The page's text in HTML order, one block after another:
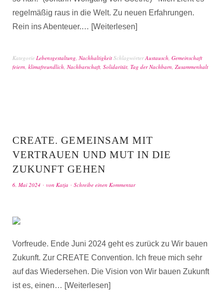
regelmäßig raus in die Welt. Zu neuen Erfahrungen.
Rein ins Abenteuer.… Weiterlesen
Kategorie Lebensgestaltung, Nachhaltigkeit SchlagwörterAustausch, Gemeinschaft
feiern, klimafreundlich, Nachbarschaft, Solidarität, Tag der Nachbarn, Zusammenhalt
CREATE. GEMEINSAM MIT
VERTRAUEN UND MUT IN DIE
ZUKUNFT GEHEN
6. Mai 2024 von Katja Schreibe einen Kommentar
Vorfreude. Ende Juni 2024 geht es zurück zu Wir bauen
Zukunft. Zur CREATE Convention. Ich freue mich sehr
auf das Wiedersehen. Die Vision von Wir bauen Zukunft
ist es, einen… Weiterlesen